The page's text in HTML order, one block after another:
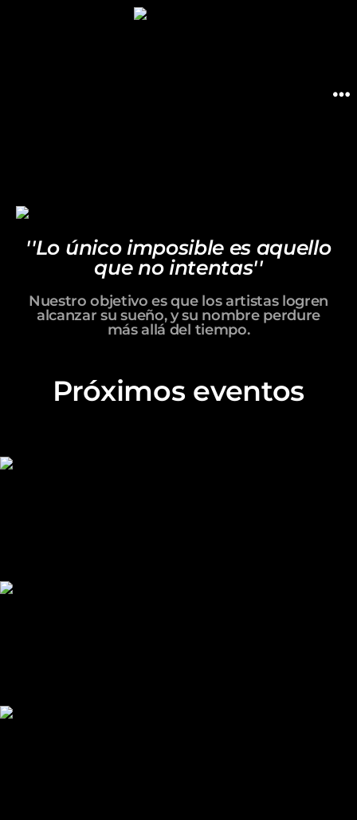
''Lo único imposible es aquello
que no intentas''
Nuestro objetivo es que los artistas logren
alcanzar su sueño, y su nombre perdure
más allá del tiempo.
Próximos eventos